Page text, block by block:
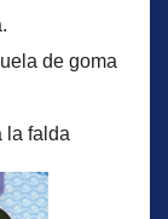
de goma
la falda